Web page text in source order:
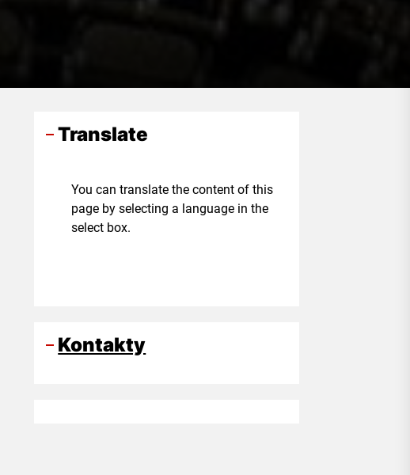
Translate
You can translate the content of this
page by selecting a language in the
select box.
Kontakty